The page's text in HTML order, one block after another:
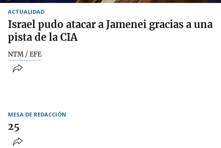
ACTUALIDAD
Israel pudo atacar a Jamenei gracias a una
pista de la CIA
NTM / EFE
MESA DE REDACCIÓN
25